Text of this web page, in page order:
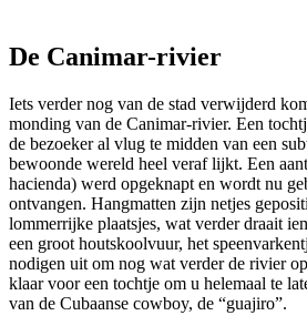
De Canimar-rivier
Iets verder nog van de stad verwijderd
monding van de Canimar-rivier. Een
de bezoeker al vlug te midden van een
bewoonde wereld heel veraf lijkt. Een
hacienda) werd opgeknapt en wordt nu
ontvangen. Hangmatten zijn netjes
lommerrijke plaatsjes, wat verder draait
een groot houtskoolvuur, het
nodigen uit om nog wat verder de rivier
klaar voor een tochtje om u helemaal te
van de Cubaanse cowboy, de “guajiro”.